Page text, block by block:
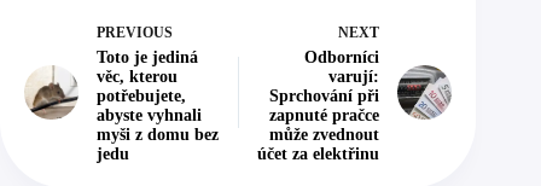
PREVIOUS
Toto je jediná
věc, kterou
potřebujete,
abyste vyhnali
myši z domu bez
jedu
NEXT
Odborníci
varují:
Sprchování při
zapnuté pračce
může zvednout
účet za elektřinu